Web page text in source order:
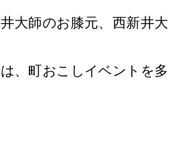
大師のお膝元、西新井大
、町おこしイベントを多